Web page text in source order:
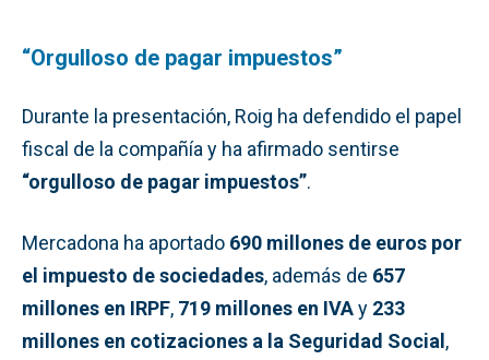
“Orgulloso de pagar impuestos”
Durante la presentación, Roig ha defendido el papel
fiscal de la compañía y ha afirmado sentirse
“orgulloso de pagar impuestos”.
Mercadona ha aportado 690 millones de euros por
el impuesto de sociedades, además de 657
millones en IRPF, 719 millones en IVAy 233
millones en cotizaciones a la Seguridad Social,